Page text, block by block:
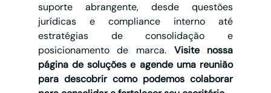
suporte abrangente, desde questões
jurídicas e compliance interno até
estratégias de consolidação e
posicionamento de marca. Visite nossa
página de soluções e agende uma reunião
para descobrir como podemos colaborar